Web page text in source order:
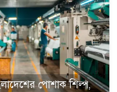
পোশাক শিল্প,